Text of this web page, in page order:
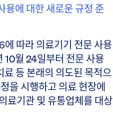
에 대한 새로운 규정 준
따라 의료기기 전문 사용
10월 24일부터 전문 사용
료 등 본래의 의도된 목적으
을 시행하고 의료 현장에
료기관 및 유통업체를 대상